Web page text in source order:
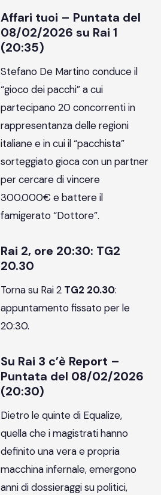
Affari tuoi – Puntata del
08/02/2026 su Rai 1
(20:35)
Stefano De Martino conduce il
“gioco dei pacchi” a cui
partecipano 20 concorrenti in
rappresentanza delle regioni
italiane e in cui il “pacchista”
sorteggiato gioca con un partner
per cercare di vincere
300.000€ e battere il
famigerato “Dottore”.
Rai 2, ore 20:30: TG2
20.30
Torna su Rai 2 TG2 20.30:
appuntamento fissato per le
20:30.
Su Rai 3 c’è Report –
Puntata del 08/02/2026
(20:30)
Dietro le quinte di Equalize,
quella che i magistrati hanno
definito una vera e propria
macchina infernale, emergono
anni di dossieraggi su politici,